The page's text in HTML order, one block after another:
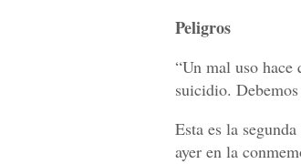
Peligros
“Un mal uso hace
suicidio.
Esta es la
ayer en la